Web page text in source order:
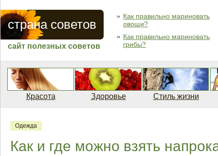
страна советов
сайт полезных советов
Как правильно мариновать
овощи?
Как правильно мариновать
грибы?
Красота Здоровье Стиль жизни
Одежда
Как и где можно взять